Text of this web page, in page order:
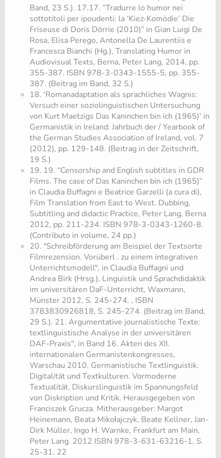
Band, 23 S.). 17.17. “Tradurre lo humor nei
sottotitoli per ipoudenti: la ‘Kiez-Komödie’ Die
Friseuse di Doris Dörrie (2010)” in Gian Luigi De
Rosa, Elisa Perego, Antonella De Laurentiis e
Francesca Bianchi (Hg.), Translating Humor in
Audiovisual Texts, Berna, Peter Lang, 2014, pp.
355-387. ISBN 978-3-0343-1555-5, pp. 355-
387. (Beitrag im Band, 32 S.)
18. 'Romanadaptation als sprachliches Wagnis:
Versuch einer soziolinguistischen Untersuchung
von Kurt Maetzigs Das Kaninchen bin ich (1965)' in
Germanistik in Ireland: Jahrbuch der / Yearbook of
the German Studies Association of Ireland, vol. 7
(2012), pp. 129-148. (Beitrag in der Zeitschrift,
19 S.)
19. 19. “Censorship and English subtitles in GDR
Films. The case of Das Kaninchen bin ich (1965)”
in Claudia Buffagni e Beatrice Garzelli (a cura di),
Film Translation from East to West. Dubbing,
Subtitling and didactic Practice, Peter Lang, Berna
2012, pp. 211-234. ISBN 978-3-0343-1260-8.
(Contributo in volume, 24 pp.)
20. "Schreibförderung am Beispiel der Textsorte
Filmrezension. Vorüberl . zu einem integrativen
Unterrichtsmodell", in Claudia Buffagni und
Andrea Birk (Hrsg.), Linguistik und Sprachdidaktik
im universitären DaF-Unterricht, Waxmann,
Münster 2012, S. 245-274. , ISBN
3783830926818, S. 245-274. (Beitrag im Band,
29 S.). 21. Argumentative journalistische Texte:
textlinguistische Analyse in der universitären
DAF-Praxis", in Band 16. Akten des XII.
internationalen Germanistenkongresses,
Warschau 2010. Germanistische Textlinguistik.
Digitalität und Textkulturen. Vormoderne
Textualität. Diskurslinguistik im Spannungsfeld
von Diskription und Kritik. Herausgegeben von
Franciszek Grucza. Mitherausgeber: Margot
Heinemann, Beata Mikołajczyk, Beate Kellner, Jan-
Dirk Müller, Ingo H. Warnke, Frankfurt am Main,
Peter Lang. 2012 ISBN 978-3-631-63216-1, S.
25-31. 22